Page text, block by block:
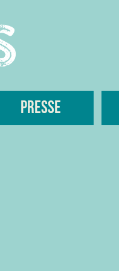
Presse